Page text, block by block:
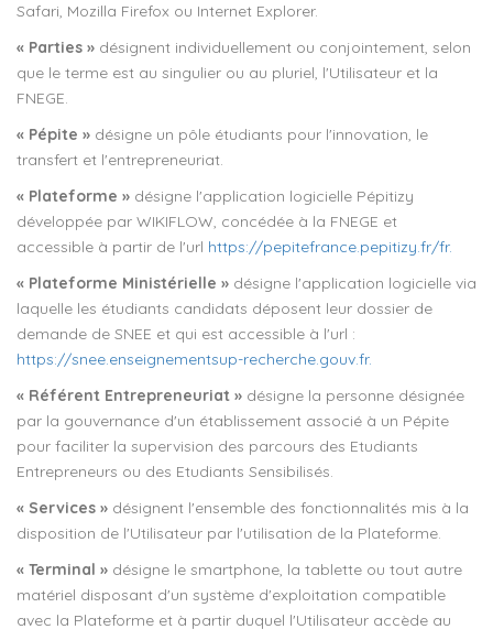
Safari, Mozilla Firefox ou Internet Explorer.
« Parties » désignent individuellement ou conjointement, selon
que le terme est au singulier ou au pluriel, l'Utilisateur et la
FNEGE.
« Pépite » désigne un pôle étudiants pour l'innovation, le
transfert et l'entrepreneuriat.
« Plateforme » désigne l'application logicielle Pépitizy
développée par WIKIFLOW, concédée à la FNEGE et
accessible à partir de l'url https://pepitefrance.pepitizy.fr/fr.
« Plateforme Ministérielle » désigne l'application logicielle via
laquelle les étudiants candidats déposent leur dossier de
demande de SNEE et qui est accessible à l'url :
https://snee.enseignementsup-recherche.gouv.fr.
« Référent Entrepreneuriat » désigne la personne désignée
par la gouvernance d'un établissement associé à un Pépite
pour faciliter la supervision des parcours des Etudiants
Entrepreneurs ou des Etudiants Sensibilisés.
« Services » désignent l'ensemble des fonctionnalités mis à la
disposition de l'Utilisateur par l'utilisation de la Plateforme.
« Terminal » désigne le smartphone, la tablette ou tout autre
matériel disposant d'un système d'exploitation compatible
avec la Plateforme et à partir duquel l'Utilisateur accède au